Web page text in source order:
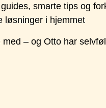
smarte tips og
løsninger i hjemmet
– og Otto har